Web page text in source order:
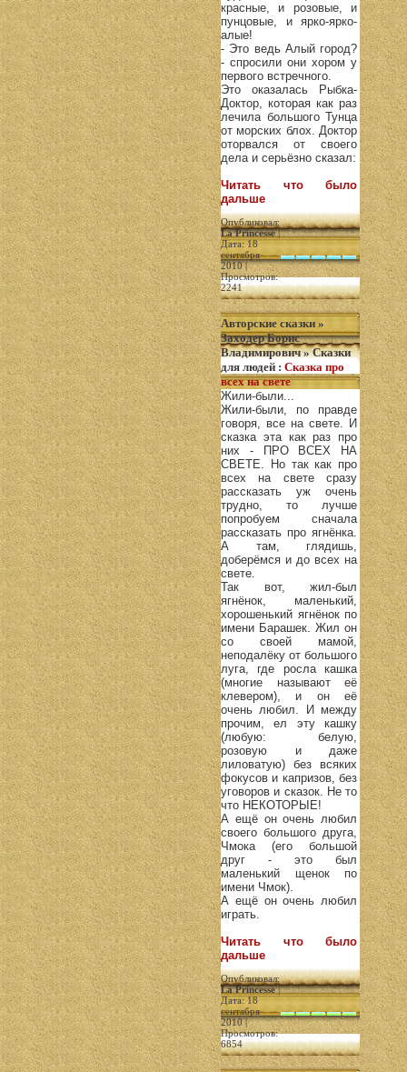
красные, и розовые, и
пунцовые, и ярко-ярко-
алые!
- Это ведь Алый город?
- спросили они хором у
первого встречного.
Это оказалась Рыбка-
Доктор, которая как раз
лечила большого Тунца
от морских блох. Доктор
оторвался от своего
дела и серьёзно сказал:
Читать что было
дальше
Опубликовал:
La Princesse|
Дата: 18
сентября
2010 |
Просмотров:
2241
Авторские сказки »
Заходер Борис
Владимирович»Сказки
для людей : Сказка про
всех на свете
Жили-были...
Жили-были, по правде
говоря, все на свете. И
сказка эта как раз про
них - ПРО ВСЕХ НА
СВЕТЕ. Но так как про
всех на свете сразу
рассказать уж очень
трудно, то лучше
попробуем сначала
рассказать про ягнёнка.
А там, глядишь,
доберёмся и до всех на
свете.
Так вот, жил-был
ягнёнок, маленький,
хорошенький ягнёнок по
имени Барашек. Жил он
со своей мамой,
неподалёку от большого
луга, где росла кашка
(многие называют её
клевером), и он её
очень любил. И между
прочим, ел эту кашку
(любую: белую,
розовую и даже
лиловатую) без всяких
фокусов и капризов, без
уговоров и сказок. Не то
что НЕКОТОРЫЕ!
А ещё он очень любил
своего большого друга,
Чмока (его большой
друг - это был
маленький щенок по
имени Чмок).
А ещё он очень любил
играть.
Читать что было
дальше
Опубликовал:
La Princesse|
Дата: 18
сентября
2010 |
Просмотров:
6854